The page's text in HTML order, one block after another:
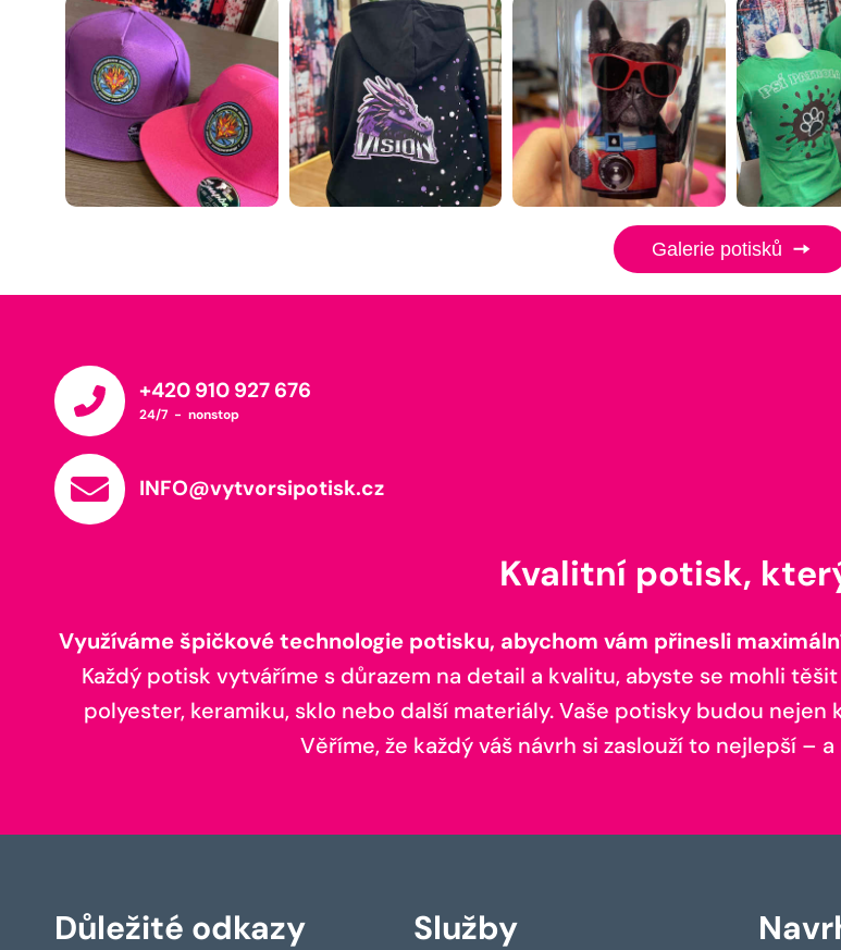
Galerie potisků
+420 910 927 676
24/7 - nonstop
INFO@vytvorsipotisk.cz
Kvalitní potisk,
Využíváme špičkové technologie potisku, abychom vám přinesli
Každý potisk vytváříme s důrazem na detail a kvalitu, abyste se mohli
polyester, keramiku, sklo nebo další materiály. Vaše potisky budou
Věříme, že každý váš návrh si zaslouží to nejlepší –
Důležité odkazy Služby